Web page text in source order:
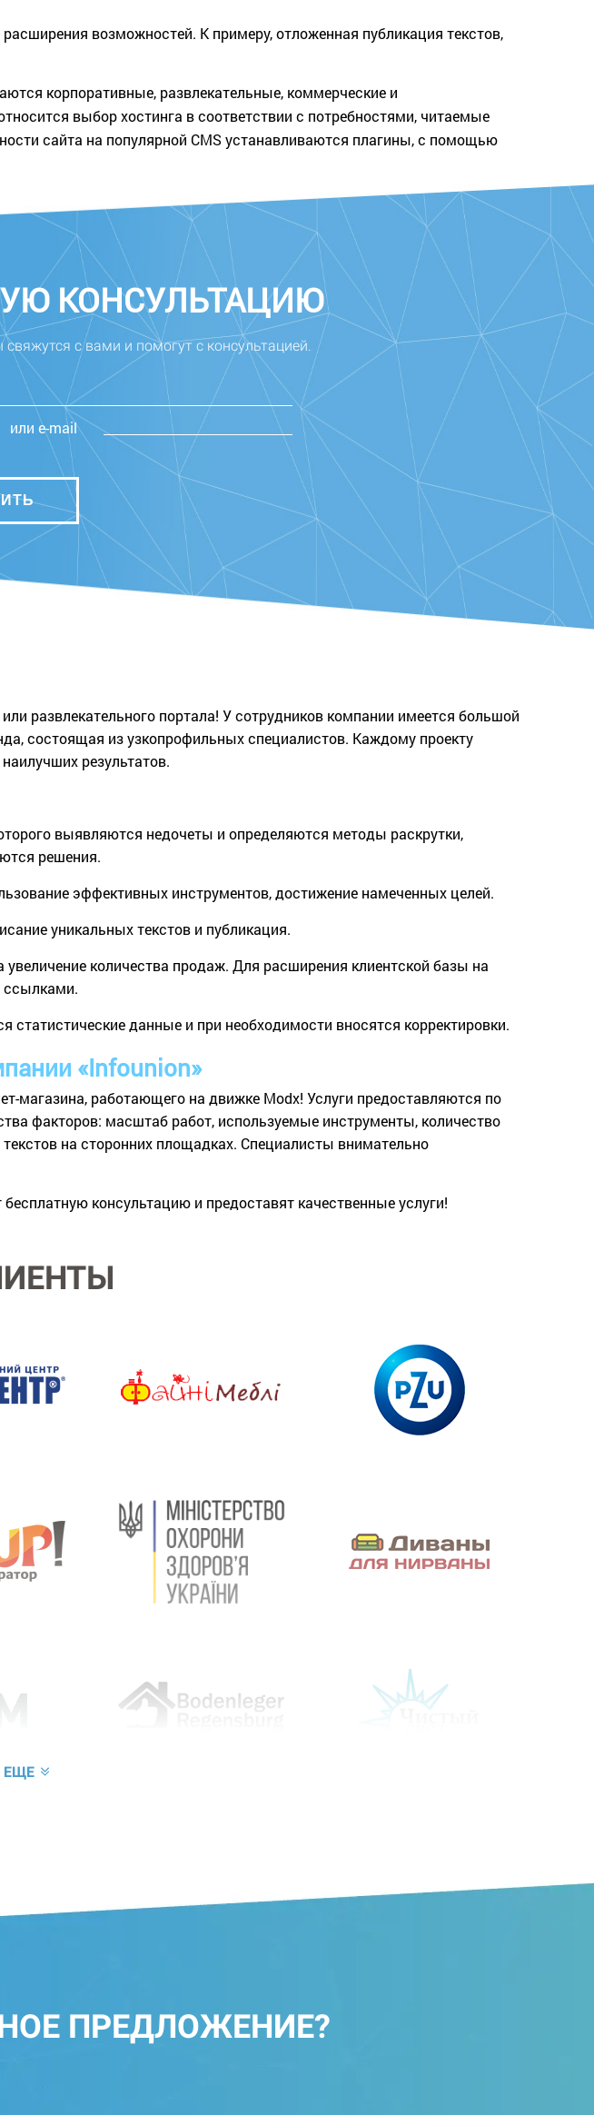
возможностей. К примеру, отложенная публикация текстов,
корпоративные, развлекательные, коммерческие и
выбор хостинга в соответствии с потребностями, читаемые
сайта на популярной CMS устанавливаются плагины, с помощью
КОНСУЛЬТАЦИЮ
с вами и помогут с консультацией.
или e-mail
развлекательного портала! У сотрудников компании имеется большой
состоящая из узкопрофильных специалистов. Каждому проекту
результатов.
выявляются недочеты и определяются методы раскрутки,
решения.
эффективных инструментов, достижение намеченных целей.
уникальных текстов и публикация.
количества продаж. Для расширения клиентской базы на
ссылками.
статистические данные и при необходимости вносятся корректировки.
«Infounion»
магазина, работающего на движке Modx! Услуги предоставляются по
факторов: масштаб работ, используемые инструменты, количество
на сторонних площадках. Специалисты внимательно
консультацию и предоставят качественные услуги!
ЕЩЕ
ПРЕДЛОЖЕНИЕ?